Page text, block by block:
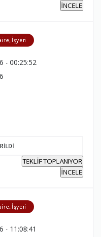
İNCELE
İşyeri
- 00:25:52
TEKLİF TOPLANIYOR
İNCELE
İşyeri
- 11:08:41